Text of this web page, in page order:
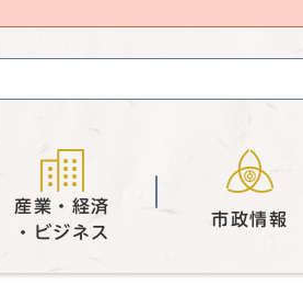
産業・経済
・ビジネス
市政情報